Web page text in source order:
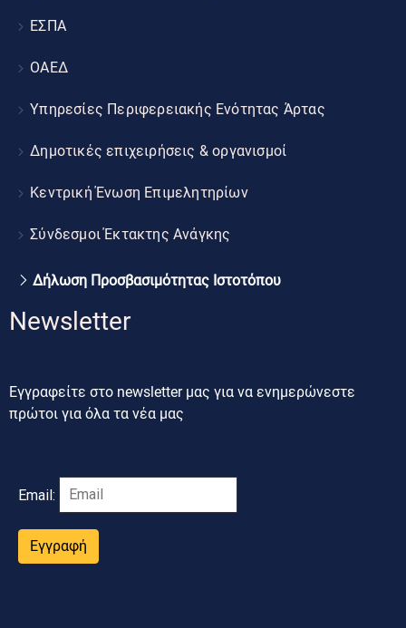
ΕΣΠΑ
ΟΑΕΔ
Υπηρεσίες Περιφερειακής Ενότητας Άρτας
Δημοτικές επιχειρήσεις & οργανισμοί
Κεντρική Ένωση Επιμελητηρίων
Σύνδεσμοι Έκτακτης Ανάγκης
Δήλωση Προσβασιμότητας Ιστοτόπου
Newsletter
Εγγραφείτε στο newsletter μας για να ενημερώνεστε
πρώτοι για όλα τα νέα μας
Email:
Εγγραφή